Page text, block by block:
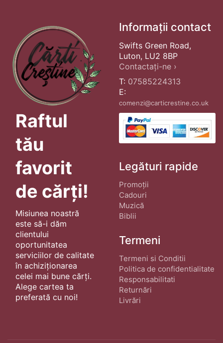
Raftul
tău
favorit
de cărți!
Misiunea noastră
este să-i dăm
clientului
oportunitatea
serviciilor de calitate
în achiziționarea
celei mai bune cărți.
Alege cartea ta
preferată cu noi!
Informații contact
Swifts Green Road,
Luton, LU2 8BP
Contactați-ne ›
T: 07585224313
E:
comenzi@carticrestine.co.uk
Legături rapide
Promoții
Cadouri
Muzică
Biblii
Termeni
Termeni si Conditii
Politica de confidentialitate
Responsabilitati
Returnări
Livrări